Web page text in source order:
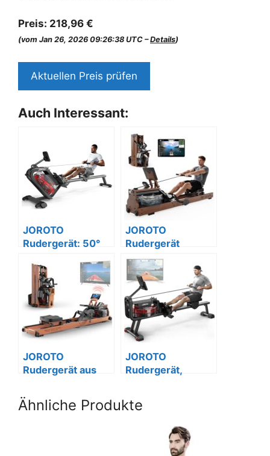
Preis: 218,96 €
(vom Jan 26, 2026 09:26:38 UTC –Details)
Aktuellen Preis prüfen
Auch Interessant:
JOROTO
Rudergerät: 50°
Bluetooth,
Kinomap 44T.
JOROTO
Rudergerät
Holz/Wasser,
Klappbar, Kinomap
JOROTO
Rudergerät aus
mit Bluetooth &
Kinomap.
JOROTO
Rudergerät,
, 150kg, Bluetooth
Ähnliche Produkte